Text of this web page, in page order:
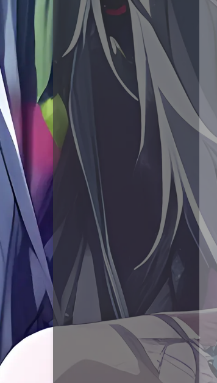
六月是只猫
钧言极客
旺东自留地
拾光博客
伞菌の博客
李的日志
云云星羽